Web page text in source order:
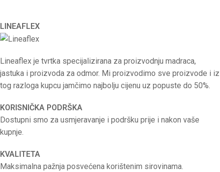
LINEAFLEX
Lineaflex je tvrtka specijalizirana za proizvodnju madraca,
jastuka i proizvoda za odmor. Mi proizvodimo sve proizvode i iz
tog razloga kupcu jamčimo najbolju cijenu uz popuste do 50%.
KORISNIČKA PODRŠKA
Dostupni smo za usmjeravanje i podršku prije i nakon vaše
kupnje.
KVALITETA
Maksimalna pažnja posvećena korištenim sirovinama.